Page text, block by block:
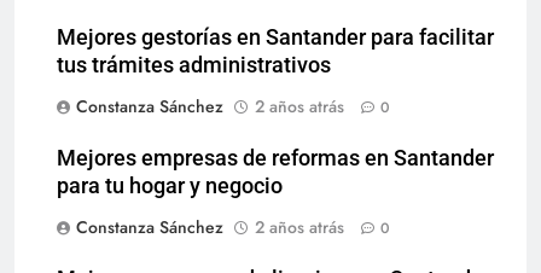
Mejores gestorías en Santander para facilitar
tus trámites administrativos
Constanza Sánchez
2 años atrás 0
Mejores empresas de reformas en Santander
para tu hogar y negocio
Constanza Sánchez
2 años atrás 0